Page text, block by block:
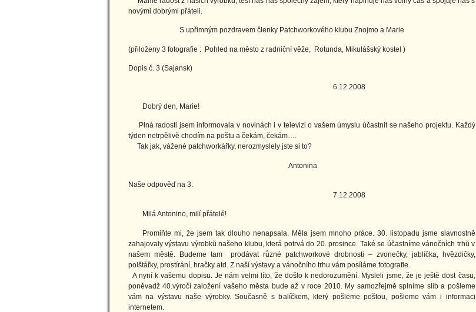
novými dobrými přáteli.
S upřimným pozdravem členky Patchworkového klubu Znojmo a Marie
(přiloženy 3 fotografie : Pohled na město z radniční věže, Rotunda, Mikulášský kostel )
Dopis č. 3 (Sajansk)
6.12.2008
Dobrý den, Marie!
Plná radosti jsem informovala v novinách i v televizi o vašem úmyslu účastnit se našeho projektu. Každý
týden netrpělivě chodím na poštu a čekám, čekám….
Tak jak, vážené patchworkářky, nerozmyslely jste si to?
Antonina
Naše odpověď na 3:
7.12.2008
Milá Antonino, milí přátelé!
Promiňte mi, že jsem tak dlouho nenapsala. Měla jsem mnoho práce. 30. listopadu jsme slavnostně
zahajovaly výstavu výrobků našeho klubu, která potrvá do 20. prosince. Také se účastníme vánočních trhů v
našem městě. Budeme tam prodávat různé patchworkové drobnosti – zvonečky, jablíčka, hvězdičky,
polštářky, prostírání, hračky atd. Z naší výstavy a vánočního trhu vám posíláme fotografie.
A nyní k vašemu dopisu. Je nám velmi líto, že došlo k nedorozumění. Mysleli jsme, že je ještě dost času,
poněvadž 40.výročí založení vašeho města bude až v roce 2010. My samozřejmě splníme slib a pošleme
vám na výstavu naše výrobky. Současně s balíčkem, který pošleme poštou, pošleme vám i informaci
internetem.